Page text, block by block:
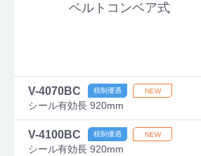
ベルトコンベア式
V-4070BC
シール有効長 920mm
V-4100BC
シール有効長 920mm